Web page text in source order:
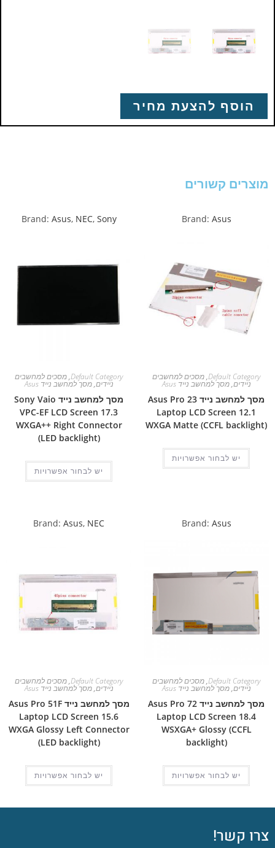
הוסף להצעת מחיר
מוצרים קשורים
Brand: Asus
Default Category
,מסכים למחשבים
ניידים,מסך למחשב נייד Asus
מסך למחשב נייד Asus Pro 23
Laptop LCD Screen 12.1
WXGA Matte (CCFL backlight)
יש לבחור אפשרויות
Brand: Asus, NEC, Sony
Default Category
,מסכים למחשבים
ניידים,מסך למחשב נייד Asus
מסך למחשב נייד Sony Vaio
VPC-EF LCD Screen 17.3
WXGA++ Right Connector
(LED backlight)
יש לבחור אפשרויות
Brand: Asus
Default Category
,מסכים למחשבים
ניידים,מסך למחשב נייד Asus
מסך למחשב נייד Asus Pro 72
Laptop LCD Screen 18.4
WSXGA+ Glossy (CCFL
backlight)
יש לבחור אפשרויות
Brand: Asus, NEC
Default Category
,מסכים למחשבים
ניידים,מסך למחשב נייד Asus
מסך למחשב נייד Asus Pro 51F
Laptop LCD Screen 15.6
WXGA Glossy Left Connector
(LED backlight)
יש לבחור אפשרויות
צרו קשר!